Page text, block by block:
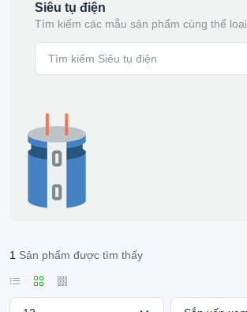
Siêu tụ điện
Tìm kiếm các mẫu sản phẩm cùng thể loại.
1 Sản phẩm được tìm thấy